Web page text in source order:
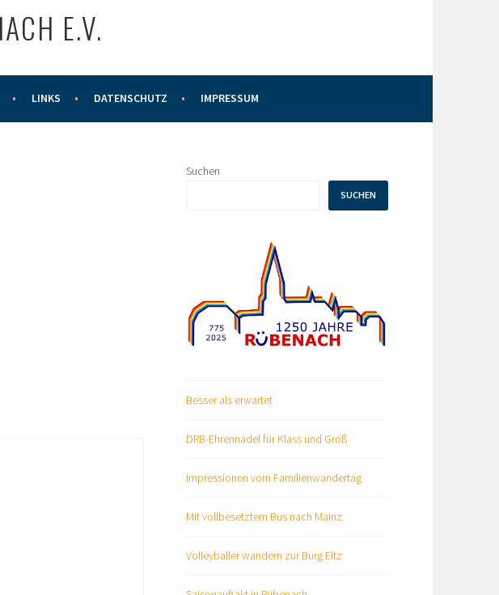
E.V.
LINKS DATENSCHUTZ IMPRESSUM
Suchen
SUCHEN
Besser als erwartet
DRB-Ehrennadel für Klass und Groß
Impressionen vom Familienwandertag
Mit vollbesetztem Bus nach Mainz
Volleyballer wandern zur Burg Eltz